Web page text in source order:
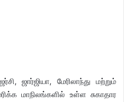
ஜார்ஜியா, மேரிலாந்து மற்றும்
மாநிலங்களில் உள்ள சுகாதார